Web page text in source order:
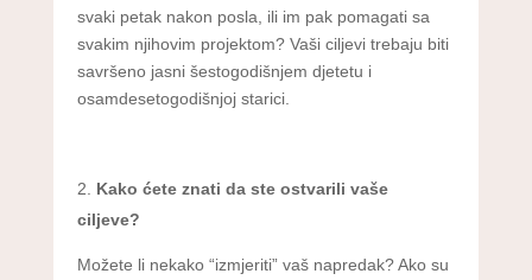
svaki petak nakon posla, ili im pak pomagati sa
svakim njihovim projektom? Vaši ciljevi trebaju biti
savršeno jasni šestogodišnjem djetetu i
osamdesetogodišnjoj starici.
Kako ćete znati da ste ostvarili vaše
ciljeve?
Možete li nekako “izmjeriti” vaš napredak? Ako su